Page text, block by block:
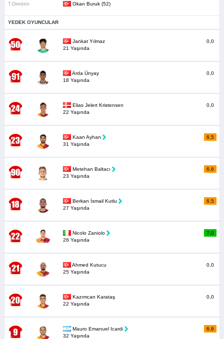
T.Direktör Okan Buruk (52)
YEDEK OYUNCULAR
Jankat Yılmaz
21 Yaşında
0,0
Arda Ünyay
18 Yaşında
0,0
Elias Jelert Kristensen
22 Yaşında
0,0
Kaan Ayhan
31 Yaşında
6,5
Metehan Baltacı
23 Yaşında
6,6
Berkan İsmail Kutlu
27 Yaşında
6,5
Nicolo Zaniolo
26 Yaşında
7,0
Ahmed Kutucu
25 Yaşında
0,0
Kazımcan Karataş
22 Yaşında
0,0
Mauro Emanuel Icardi
32 Yaşında
6,6